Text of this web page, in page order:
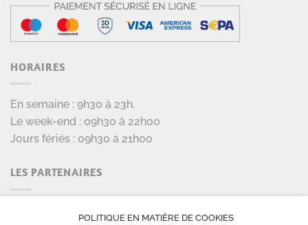
HORAIRES
En semaine : 9h30 à 23h.
Le week-end : 09h30 à 22h00
Jours fériés : 09h30 à 21h00
LES PARTENAIRES
POLITIQUE EN MATIÈRE DE COOKIES